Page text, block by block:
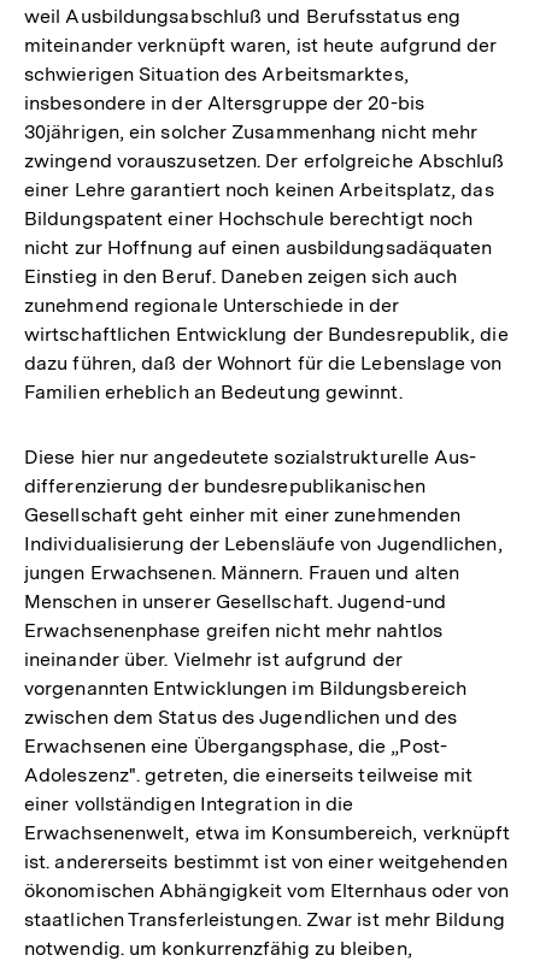
weil Ausbildungsabschluß und Berufsstatus eng
miteinander verknüpft waren, ist heute aufgrund der
schwierigen Situation des Arbeitsmarktes,
insbesondere in der Altersgruppe der 20-bis
30jährigen, ein solcher Zusammenhang nicht mehr
zwingend vorauszusetzen. Der erfolgreiche Abschluß
einer Lehre garantiert noch keinen Arbeitsplatz, das
Bildungspatent einer Hochschule berechtigt noch
nicht zur Hoffnung auf einen ausbildungsadäquaten
Einstieg in den Beruf. Daneben zeigen sich auch
zunehmend regionale Unterschiede in der
wirtschaftlichen Entwicklung der Bundesrepublik, die
dazu führen, daß der Wohnort für die Lebenslage von
Familien erheblich an Bedeutung gewinnt.
Diese hier nur angedeutete sozialstrukturelle Aus-
differenzierung der bundesrepublikanischen
Gesellschaft geht einher mit einer zunehmenden
Individualisierung der Lebensläufe von Jugendlichen,
jungen Erwachsenen. Männern. Frauen und alten
Menschen in unserer Gesellschaft. Jugend-und
Erwachsenenphase greifen nicht mehr nahtlos
ineinander über. Vielmehr ist aufgrund der
vorgenannten Entwicklungen im Bildungsbereich
zwischen dem Status des Jugendlichen und des
Erwachsenen eine Übergangsphase, die „Post-
Adoleszenz". getreten, die einerseits teilweise mit
einer vollständigen Integration in die
Erwachsenenwelt, etwa im Konsumbereich, verknüpft
ist. andererseits bestimmt ist von einer weitgehenden
ökonomischen Abhängigkeit vom Elternhaus oder von
staatlichen Transferleistungen. Zwar ist mehr Bildung
notwendig. um konkurrenzfähig zu bleiben,